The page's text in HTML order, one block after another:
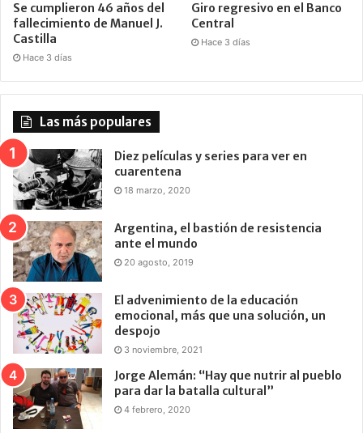
Se cumplieron 46 años del
fallecimiento de Manuel J.
Castilla
Hace 3 días
Giro regresivo en el Banco
Central
Hace 3 días
Las más populares
Diez películas y series para ver en
cuarentena
18 marzo, 2020
Argentina, el bastión de resistencia
ante el mundo
20 agosto, 2019
El advenimiento de la educación
emocional, más que una solución, un
despojo
3 noviembre, 2021
Jorge Alemán: “Hay que nutrir al pueblo
para dar la batalla cultural”
4 febrero, 2020